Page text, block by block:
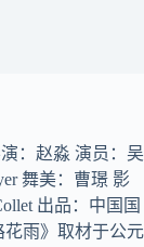
：赵淼 演员：吴
舞美：曹璟 影
出品：中国国
雨》取材于公元